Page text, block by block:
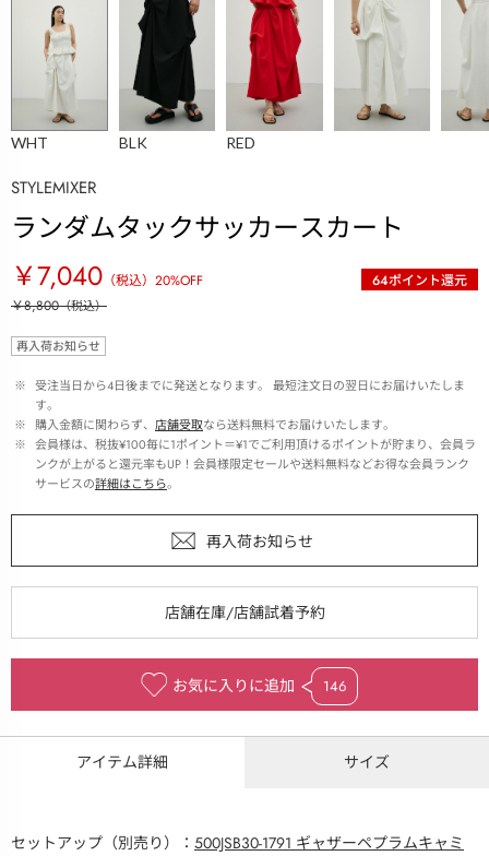
WHT BLK RED
STYLEMIXER
ランダムタックサッカースカート
￥7,040 （税込） 20%OFF 64ポイント還元
￥8,800（税込）
再入荷お知らせ
※ 受注当日から4日後までに発送となります。 最短注文日の翌日にお届けいたしま
す。
※
購入金額に関わらず、 店舗受取なら送料無料でお届けいたします。
※ 会員様は、税抜¥100毎に1ポイント＝¥1でご利用頂けるポイントが貯まり、会員ラ
ンクが上がると還元率もUP！会員様限定セールや送料無料などお得な会員ランク
サービスの詳細はこちら。
お気に入りに追加 146
アイテム詳細 サイズ
セットアップ（別売り）： 500JSB30-1791 ギャザーペプラムキャミ